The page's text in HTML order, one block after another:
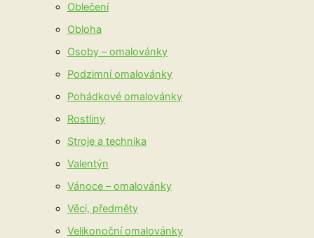
Oblečení
Obloha
Osoby – omalovánky
Podzimní omalovánky
Pohádkové omalovánky
Rostliny
Stroje a technika
Valentýn
Vánoce – omalovánky
Věci, předměty
Velikonoční omalovánky